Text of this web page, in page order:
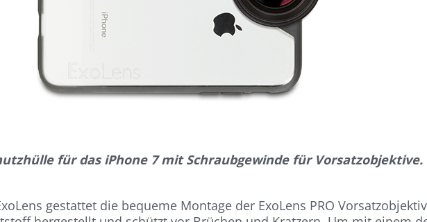
für das iPhone 7 mit Schraubgewinde für Vorsatzobjektive.
gestattet die bequeme Montage der ExoLens PRO